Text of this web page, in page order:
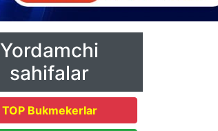
Yordamchi
sahifalar
TOP Bukmekerlar